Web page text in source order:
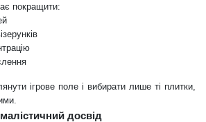
покращити:
ігрове поле і вибирати лише ті плитки,
досвід